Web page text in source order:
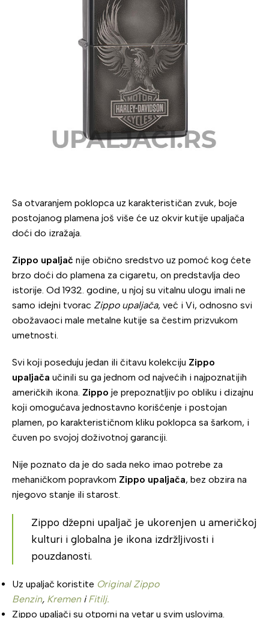
Sa otvaranjem poklopca uz karakterističan zvuk, boje
postojanog plamena još više će uz okvir kutije upaljača
doći do izražaja.
Zippo upaljač nije obično sredstvo uz pomoć kog ćete
brzo doći do plamena za cigaretu, on predstavlja deo
istorije. Od 1932. godine, u njoj su vitalnu ulogu imali ne
samo idejni tvorac Zippo upaljača, već i Vi, odnosno svi
obožavaoci male metalne kutije sa čestim prizvukom
umetnosti.
Svi koji poseduju jedan ili čitavu kolekciju Zippo
upaljača učinili su ga jednom od najvećih i najpoznatijih
američkih ikona. Zippo je prepoznatljiv po obliku i dizajnu
koji omogućava jednostavno korišćenje i postojan
plamen, po karakterističnom kliku poklopca sa šarkom, i
čuven po svojoj doživotnoj garanciji.
Nije poznato da je do sada neko imao potrebe za
mehaničkom popravkom Zippo upaljača, bez obzira na
njegovo stanje ili starost.
Zippo džepni upaljač je ukorenjen u američkoj
kulturi i globalna je ikona izdržljivosti i
pouzdanosti.
Uz upaljač koristite Original Zippo
Benzin, KremeniFitilj.
Zippo upaljači su otporni na vetar u svim uslovima.